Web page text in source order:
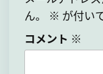
ゲ
ー
シ
稿
ん。
※ が付い
コメント ※